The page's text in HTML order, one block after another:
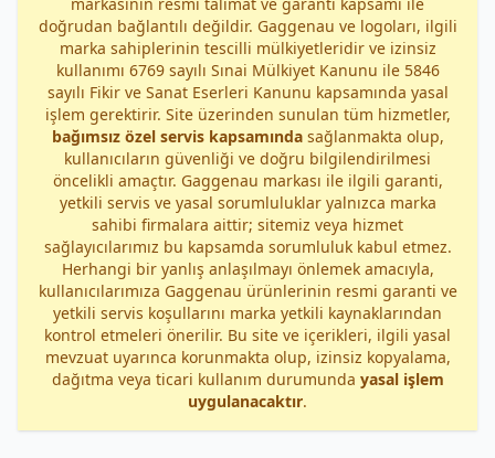
doğrudan bağlantılı değildir. Gaggenau ve logoları, ilgili
marka sahiplerinin tescilli mülkiyetleridir ve izinsiz
kullanımı 6769 sayılı Sınai Mülkiyet Kanunu ile 5846
sayılı Fikir ve Sanat Eserleri Kanunu kapsamında yasal
işlem gerektirir. Site üzerinden sunulan tüm hizmetler,
bağımsız özel servis kapsamındasağlanmakta olup,
kullanıcıların güvenliği ve doğru bilgilendirilmesi
öncelikli amaçtır. Gaggenau markası ile ilgili garanti,
yetkili servis ve yasal sorumluluklar yalnızca marka
sahibi firmalara aittir; sitemiz veya hizmet
sağlayıcılarımız bu kapsamda sorumluluk kabul etmez.
Herhangi bir yanlış anlaşılmayı önlemek amacıyla,
kullanıcılarımıza Gaggenau ürünlerinin resmi garanti ve
yetkili servis koşullarını marka yetkili kaynaklarından
kontrol etmeleri önerilir. Bu site ve içerikleri, ilgili yasal
mevzuat uyarınca korunmakta olup, izinsiz kopyalama,
dağıtma veya ticari kullanım durumunda yasal işlem
uygulanacaktır.